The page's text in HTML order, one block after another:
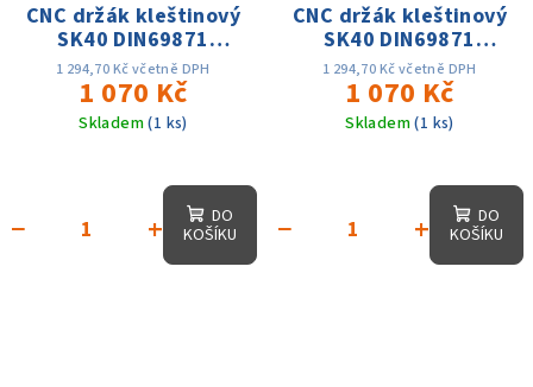
CNC držák kleštinový
SK40 DIN69871
ER20x160,D1-34mm,
AD, 25 tis. otáček,
přes. 0.003
1 294,70 Kč včetně DPH
1 070 Kč
Skladem(1 ks)
+
−
DO
KOŠÍKU
CNC držák kleštinový
SK40 DIN69871
ER25x160, D-42mm,
AD, 25 tis. otáček,
přes. 0.003
1 294,70 Kč včetně DPH
1 070 Kč
Skladem(1 ks)
+
−
DO
KOŠÍKU